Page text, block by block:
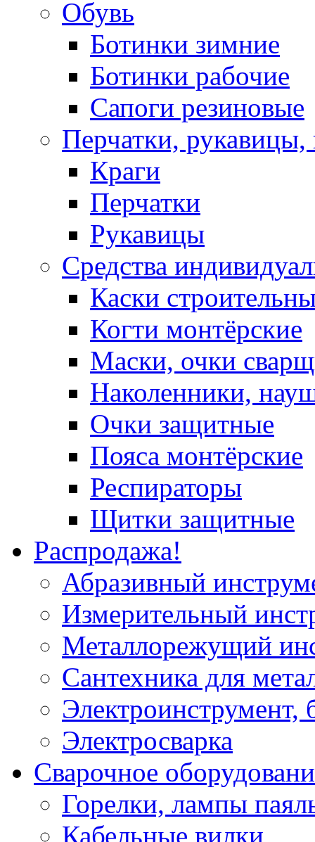
Обувь
Ботинки зимние
Ботинки рабочие
Сапоги резиновые
Перчатки, рукавицы,
Краги
Перчатки
Рукавицы
Средства
Каски
Когти монтёрские
Маски, очки
Наколенники,
Очки защитные
Пояса монтёрские
Респираторы
Щитки защитные
Распродажа!
Абразивный
Измерительный
Металлорежущий
Сантехника для
Электроинструмент,
Электросварка
Сварочное
Горелки, лампы
Кабельные вилки